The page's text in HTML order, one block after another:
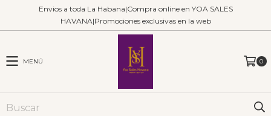
Envios a toda La Habana|Compra online en YOA SALES
HAVANA|Promociones exclusivas en la web
MENÚ 0